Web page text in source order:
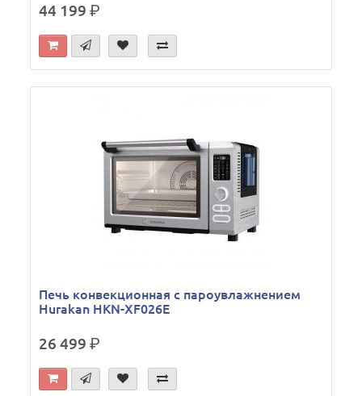
44 199р.
Печь конвекционная с пароувлажнением
Hurakan HKN-XF026E
26 499р.